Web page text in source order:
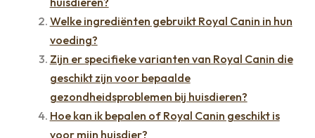
Welke ingrediënten gebruikt Royal Canin in hun
voeding?
Zijn er specifieke varianten van Royal Canin die
geschikt zijn voor bepaalde
gezondheidsproblemen bij huisdieren?
Hoe kan ik bepalen of Royal Canin geschikt is
voor mijn huisdier?